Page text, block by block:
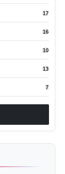
17
16
10
13
7